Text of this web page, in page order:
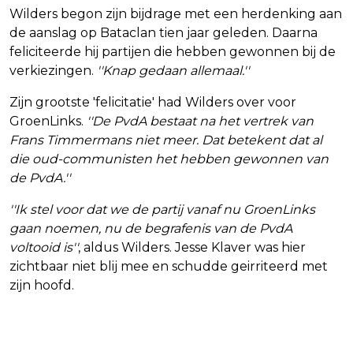
Wilders begon zijn bijdrage met een herdenking aan
de aanslag op Bataclan tien jaar geleden. Daarna
feliciteerde hij partijen die hebben gewonnen bij de
verkiezingen. ''Knap gedaan allemaal.''
Zijn grootste 'felicitatie' had Wilders over voor
GroenLinks. ''De PvdA bestaat na het vertrek van
Frans Timmermans niet meer. Dat betekent dat al
die oud-communisten het hebben gewonnen van
de PvdA.''
''Ik stel voor dat we de partij vanaf nu GroenLinks
gaan noemen, nu de begrafenis van de PvdA
voltooid is'', aldus Wilders. Jesse Klaver was hier
zichtbaar niet blij mee en schudde geirriteerd met
zijn hoofd.